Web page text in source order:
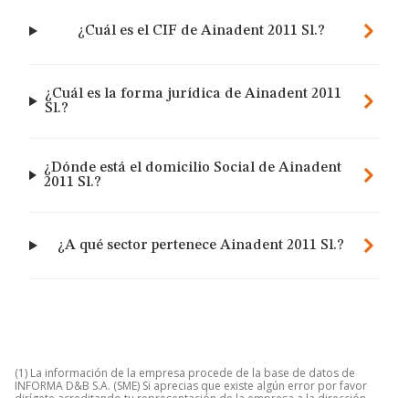
¿Cuál es el CIF de Ainadent 2011 Sl.?
¿Cuál es la forma jurídica de Ainadent 2011
Sl.?
¿Dónde está el domicilio Social de Ainadent
2011 Sl.?
¿A qué sector pertenece Ainadent 2011 Sl.?
(1) La información de la empresa procede de la base de datos de
INFORMA D&B S.A. (SME) Si aprecias que existe algún error por favor